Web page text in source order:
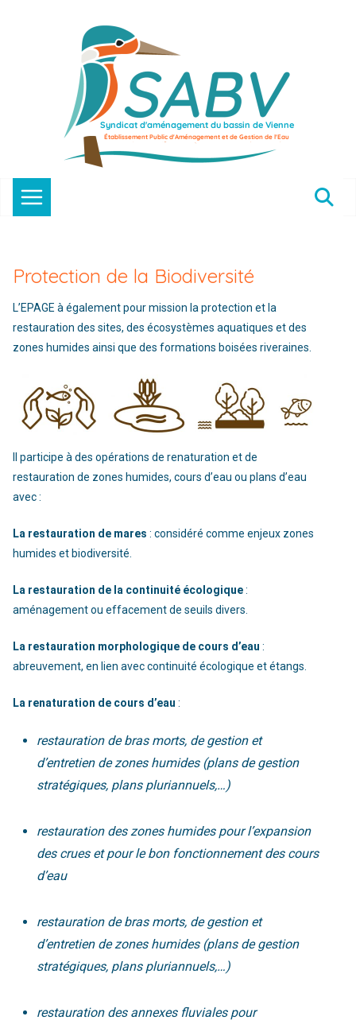
Protection de la Biodiversité
L’EPAGE à également pour mission la protection et la
restauration des sites, des écosystèmes aquatiques et des
zones humides ainsi que des formations boisées riveraines.
Il participe à des opérations de renaturation et de
restauration de zones humides, cours d’eau ou plans d’eau
avec :
La restauration de mares : considéré comme enjeux zones
humides et biodiversité.
La restauration de la continuité écologique:
aménagement ou effacement de seuils divers.
La restauration morphologique de cours d’eau :
abreuvement, en lien avec continuité écologique et étangs.
La renaturation de cours d’eau :
restauration de bras morts, de gestion et
d’entretien de zones humides (plans de gestion
stratégiques, plans pluriannuels,…)
restauration des zones humides pour l’expansion
des crues et pour le bon fonctionnement des cours
d’eau
restauration de bras morts, de gestion et
d’entretien de zones humides (plans de gestion
stratégiques, plans pluriannuels,…)
restauration des annexes fluviales pour